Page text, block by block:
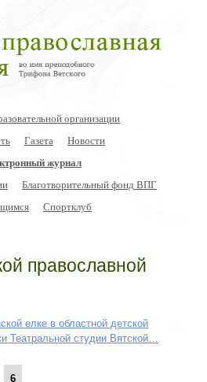
организации
Газета
Новости
журнал
Благотворительный фонд ВПГ
Спортклуб
православной
елке в областной детской
Театральной студии Вятской…
6